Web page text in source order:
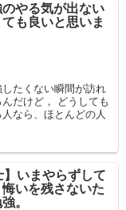
やる気が出ない
も良いと思いま
たくない瞬間が訪れ
だけど， どうしても
なら、ほとんどの人
】いまやらずして
いを残さないた
。